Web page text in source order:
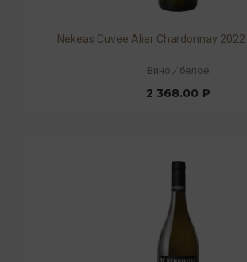
Nekeas Cuvee Alier Chardonnay 2022
Вино / белое
2 368.00 ₽